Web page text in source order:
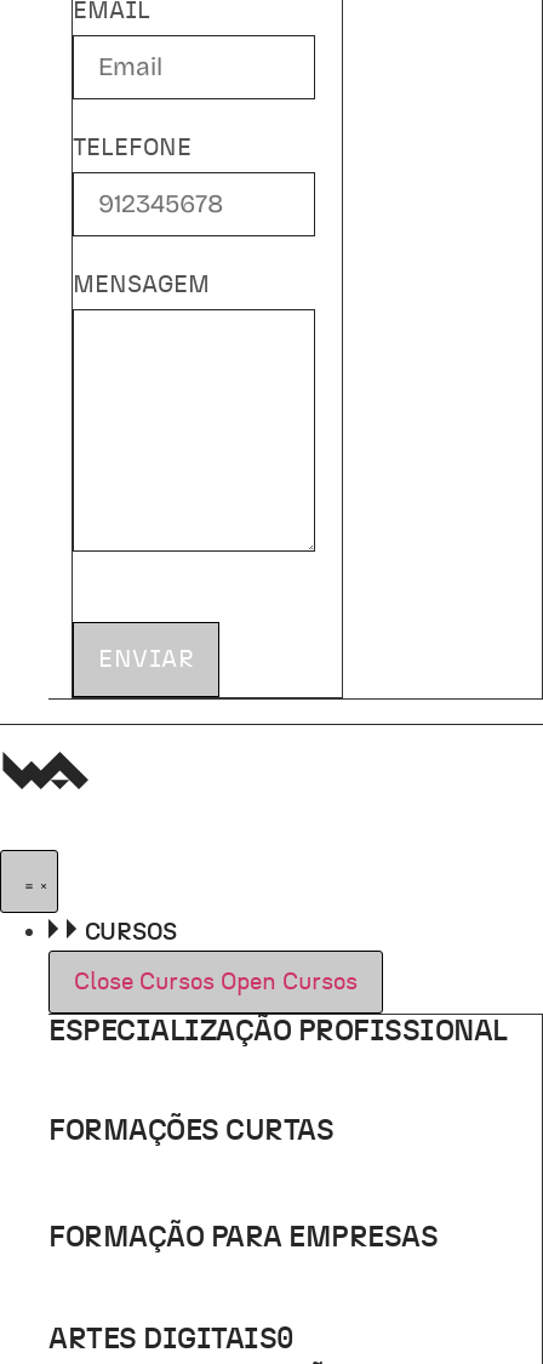
EMAIL
TELEFONE
MENSAGEM
ENVIAR
CURSOS
Close Cursos Open Cursos
ESPECIALIZAÇÃO PROFISSIONAL
FORMAÇÕES CURTAS
FORMAÇÃO PARA EMPRESAS
ARTES DIGITAIS0